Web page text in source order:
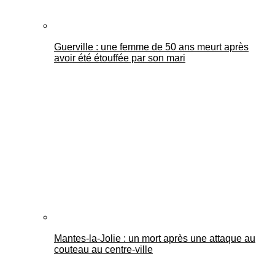
Guerville : une femme de 50 ans meurt après
avoir été étouffée par son mari
Mantes-la-Jolie : un mort après une attaque au
couteau au centre-ville